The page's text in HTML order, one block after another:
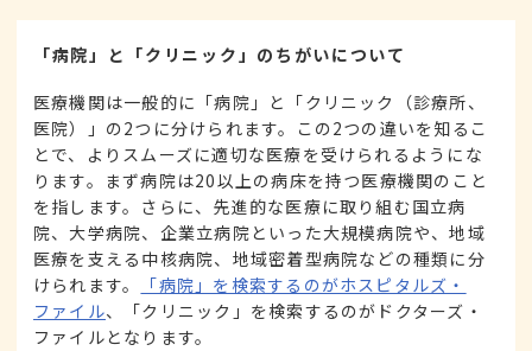
「病院」と「クリニック」のちがいについて
医療機関は一般的に「病院」と「クリニック（診療所、
医院）」の2つに分けられます。この2つの違いを知るこ
とで、よりスムーズに適切な医療を受けられるようにな
ります。まず病院は20以上の病床を持つ医療機関のこと
を指します。さらに、先進的な医療に取り組む国立病
院、大学病院、企業立病院といった大規模病院や、地域
医療を支える中核病院、地域密着型病院などの種類に分
けられます。
「病院」を検索するのがホスピタルズ・
ファイル、「クリニック」を検索するのがドクターズ・
ファイルとなります。